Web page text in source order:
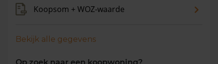
Koopsom + WOZ-waarde
Bekijk alle gegevens